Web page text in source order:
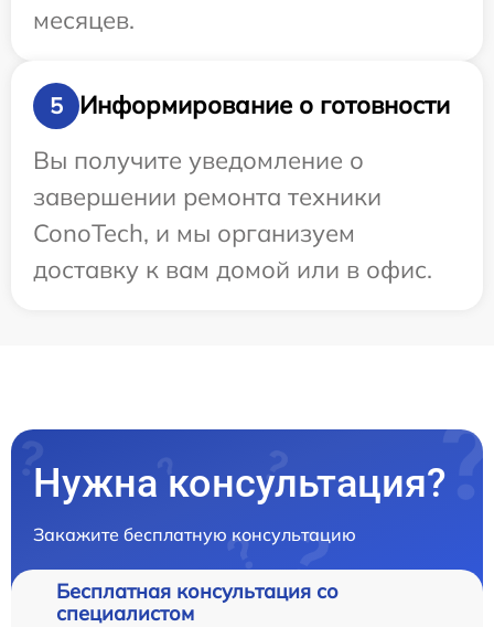
месяцев.
5
Информирование о готовности
Вы получите уведомление о
завершении ремонта техники
ConoTech, и мы организуем
доставку к вам домой или в офис.
Нужна консультация?
Закажите бесплатную консультацию
Бесплатная консультация со
специалистом